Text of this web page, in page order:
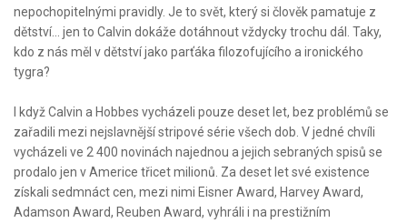
nepochopitelnými pravidly. Je to svět, který si člověk pamatuje z
dětství... jen to Calvin dokáže dotáhnout vždycky trochu dál. Taky,
kdo z nás měl v dětství jako parťáka filozofujícího a ironického
tygra?
I když Calvin a Hobbes vycházeli pouze deset let, bez problémů se
zařadili mezi nejslavnější stripové série všech dob. V jedné chvíli
vycházeli ve 2 400 novinách najednou a jejich sebraných spisů se
prodalo jen v Americe třicet milionů. Za deset let své existence
získali sedmnáct cen, mezi nimi Eisner Award, Harvey Award,
Adamson Award, Reuben Award, vyhráli i na prestižním